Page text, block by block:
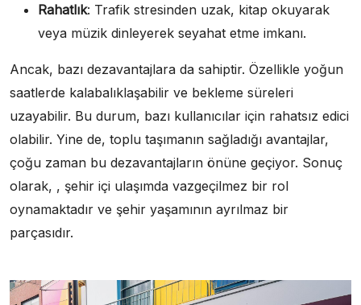
Rahatlık: Trafik stresinden uzak, kitap okuyarak
veya müzik dinleyerek seyahat etme imkanı.
Ancak, bazı dezavantajlara da sahiptir. Özellikle yoğun
saatlerde kalabalıklaşabilir ve bekleme süreleri
uzayabilir. Bu durum, bazı kullanıcılar için rahatsız edici
olabilir. Yine de, toplu taşımanın sağladığı avantajlar,
çoğu zaman bu dezavantajların önüne geçiyor. Sonuç
olarak, , şehir içi ulaşımda vazgeçilmez bir rol
oynamaktadır ve şehir yaşamının ayrılmaz bir
parçasıdır.